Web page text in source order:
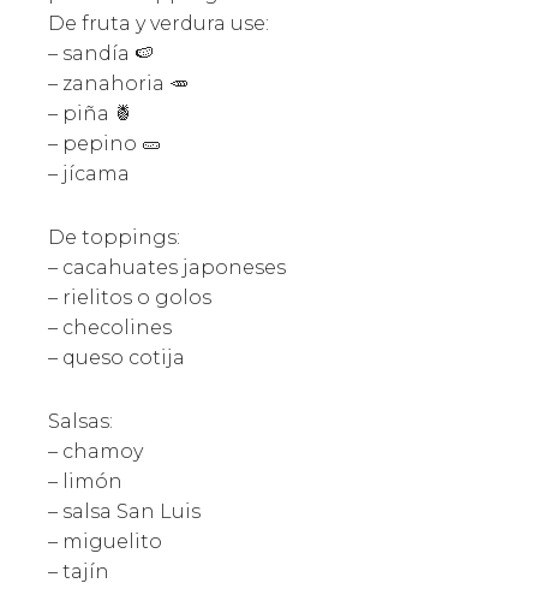
De fruta y verdura use:
– sandía 🍉
– zanahoria 🥕
– piña 🍍
– pepino 🥒
– jícama
De toppings:
– cacahuates japoneses
– rielitos o golos
– checolines
– queso cotija
Salsas:
– chamoy
– limón
– salsa San Luis
– miguelito
– tajín